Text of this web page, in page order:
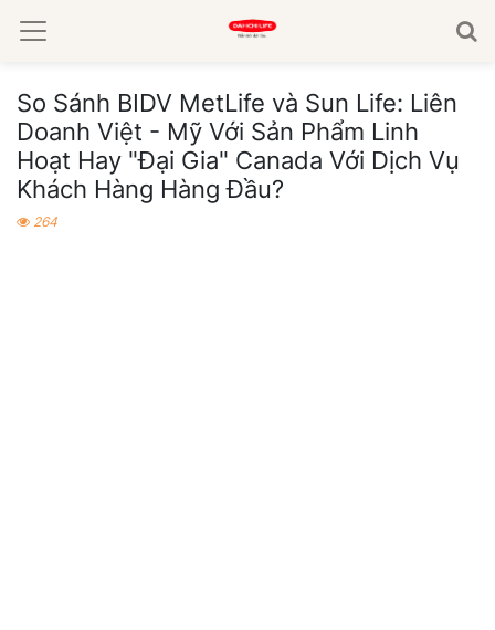
So Sánh BIDV MetLife và Sun Life: Liên
Doanh Việt - Mỹ Với Sản Phẩm Linh
Hoạt Hay "Đại Gia" Canada Với Dịch Vụ
Khách Hàng Hàng Đầu?
264